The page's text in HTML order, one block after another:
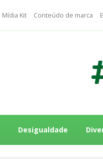
Mídia Kit Conteúdo de marca
Desigualdade